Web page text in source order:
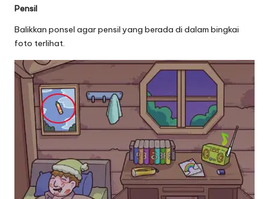
Pensil
Balikkan ponsel agar pensil yang berada di dalam bingkai
foto terlihat.